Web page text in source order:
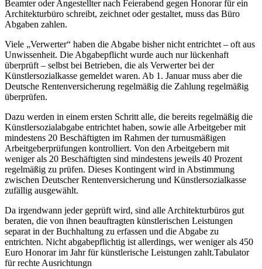
Beamter oder Angestellter nach Feierabend gegen Honorar für ein
Architekturbüro schreibt, zeichnet oder gestaltet, muss das Büro
Abgaben zahlen.
Viele „Verwerter“ haben die Abgabe bisher nicht entrichtet – oft aus
Unwissenheit. Die Abgabepflicht wurde auch nur lückenhaft
überprüft – selbst bei Betrieben, die als Verwerter bei der
Künstlersozialkasse gemeldet waren. Ab 1. Januar muss aber die
Deutsche Rentenversicherung regelmäßig die Zahlung regelmäßig
überprüfen.
Dazu werden in einem ersten Schritt alle, die bereits regelmäßig die
Künstlersozialabgabe entrichtet haben, sowie alle Arbeitgeber mit
mindestens 20 Beschäftigten im Rahmen der turnusmäßigen
Arbeitgeberprüfungen kontrolliert. Von den Arbeitgebern mit
weniger als 20 Beschäftigten sind mindestens jeweils 40 Prozent
regelmäßig zu prüfen. Dieses Kontingent wird in Abstimmung
zwischen Deutscher Rentenversicherung und Künstlersozialkasse
zufällig ausgewählt.
Da irgendwann jeder geprüft wird, sind alle Architekturbüros gut
beraten, die von ihnen beauftragten künstlerischen Leistungen
separat in der Buchhaltung zu erfassen und die Abgabe zu
entrichten. Nicht abgabepflichtig ist allerdings, wer weniger als 450
Euro Honorar im Jahr für künstlerische Leistungen zahlt.Tabulator
für rechte Ausrichtungn